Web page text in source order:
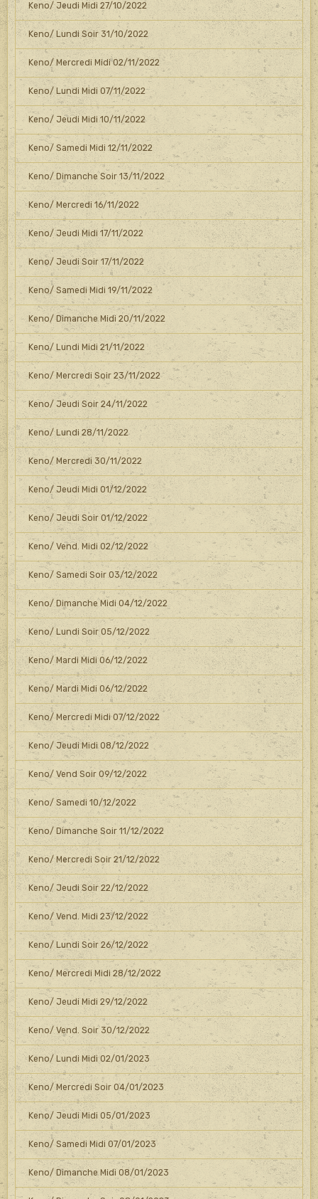
Keno/ Jeudi Midi 27/10/2022
Keno/ Lundi Soir 31/10/2022
Keno/ Mercredi Midi 02/11/2022
Keno/ Lundi Midi 07/11/2022
Keno/ Jeudi Midi 10/11/2022
Keno/ Samedi Midi 12/11/2022
Keno/ Dimanche Soir 13/11/2022
Keno/ Mercredi 16/11/2022
Keno/ Jeudi Midi 17/11/2022
Keno/ Jeudi Soir 17/11/2022
Keno/ Samedi Midi 19/11/2022
Keno/ Dimanche Midi 20/11/2022
Keno/ Lundi Midi 21/11/2022
Keno/ Mercredi Soir 23/11/2022
Keno/ Jeudi Soir 24/11/2022
Keno/ Lundi 28/11/2022
Keno/ Mercredi 30/11/2022
Keno/ Jeudi Midi 01/12/2022
Keno/ Jeudi Soir 01/12/2022
Keno/ Vend. Midi 02/12/2022
Keno/ Samedi Soir 03/12/2022
Keno/ Dimanche Midi 04/12/2022
Keno/ Lundi Soir 05/12/2022
Keno/ Mardi Midi 06/12/2022
Keno/ Mardi Midi 06/12/2022
Keno/ Mercredi Midi 07/12/2022
Keno/ Jeudi Midi 08/12/2022
Keno/ Vend Soir 09/12/2022
Keno/ Samedi 10/12/2022
Keno/ Dimanche Soir 11/12/2022
Keno/ Mercredi Soir 21/12/2022
Keno/ Jeudi Soir 22/12/2022
Keno/ Vend. Midi 23/12/2022
Keno/ Lundi Soir 26/12/2022
Keno/ Mercredi Midi 28/12/2022
Keno/ Jeudi Midi 29/12/2022
Keno/ Vend. Soir 30/12/2022
Keno/ Lundi Midi 02/01/2023
Keno/ Mercredi Soir 04/01/2023
Keno/ Jeudi Midi 05/01/2023
Keno/ Samedi Midi 07/01/2023
Keno/ Dimanche Midi 08/01/2023